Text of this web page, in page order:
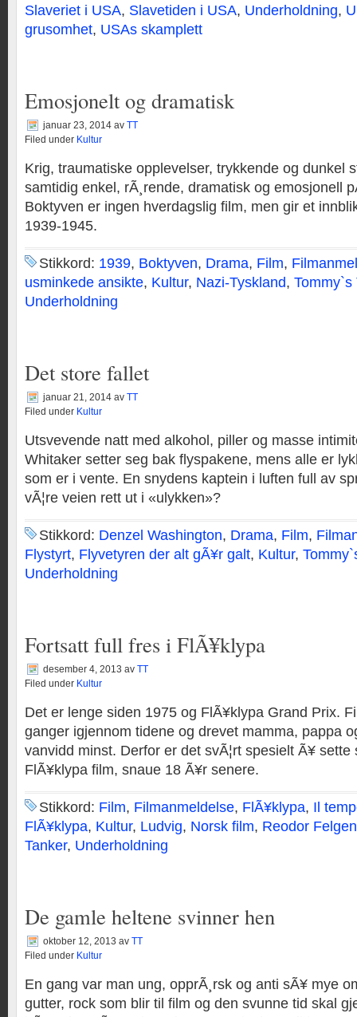
Slaveriet i USA, Slavetiden i USA, Underholdning,
grusomhet, USAs skamplett
Emosjonelt og dramatisk
januar 23, 2014 av TT
Filed under Kultur
Krig, traumatiske opplevelser, trykkende og dunkel
samtidig enkel, rÃ¸rende, dramatisk og emosjonell
Boktyven er ingen hverdagslig film, men gir et
1939-1945.
Stikkord: 1939, Boktyven, Drama, Film,
usminkede ansikte, Kultur, Nazi-Tyskland, Tommy`s
Underholdning
Det store fallet
januar 21, 2014 av TT
Filed under Kultur
Utsvevende natt med alkohol, piller og masse
Whitaker setter seg bak flyspakene, mens alle er
som er i vente. En snydens kaptein i luften full av
vÃ¦re veien rett ut i «ulykken»?
Stikkord: Denzel Washington, Drama, Film,
Flystyrt, Flyvetyren der alt gÃ¥r galt, Kultur,
Underholdning
Fortsatt full fres i FlÃ¥klypa
desember 4, 2013 av TT
Filed under Kultur
Det er lenge siden 1975 og FlÃ¥klypa Grand Prix.
ganger igjennom tidene og drevet mamma, pappa
vanvidd minst. Derfor er det svÃ¦rt spesielt Ã¥
FlÃ¥klypa film, snaue 18 Ã¥r senere.
Stikkord: Film, Filmanmeldelse, FlÃ¥klypa, Il
FlÃ¥klypa, Kultur, Ludvig, Norsk film, Reodor Felgen
Tanker, Underholdning
De gamle heltene svinner hen
oktober 12, 2013 av TT
Filed under Kultur
En gang var man ung, opprÃ¸rsk og anti sÃ¥ mye
gutter, rock som blir til film og den svunne tid skal